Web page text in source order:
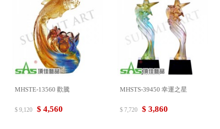
MHSTE-13560 歡騰
$ 9,120 $ 4,560
MHSTS-39450 幸運之星
$ 7,720 $ 3,860